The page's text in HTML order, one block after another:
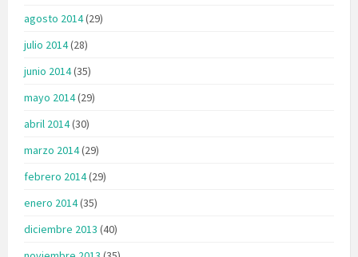
agosto 2014(29)
julio 2014(28)
junio 2014(35)
mayo 2014(29)
abril 2014(30)
marzo 2014(29)
febrero 2014(29)
enero 2014(35)
diciembre 2013 (40)